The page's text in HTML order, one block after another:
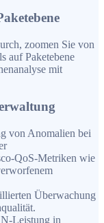
zoomen Sie von
auf Paketebene
mit
von Anomalien bei
QoS-Metriken wie
Überwachung
Leistung in